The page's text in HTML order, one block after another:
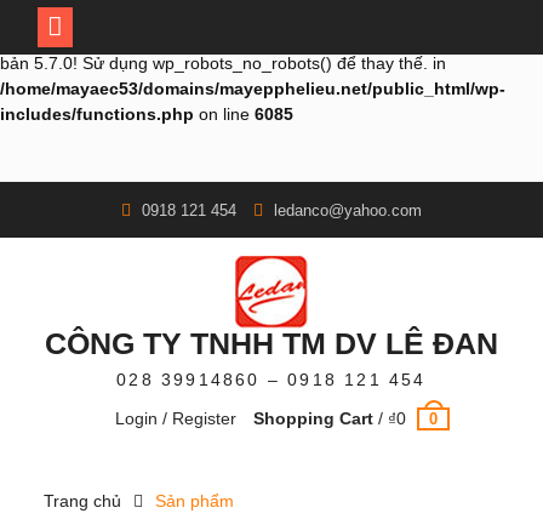
Deprecated
bản 5.7.0! Sử dụng wp_robots_no_robots() để thay thế. in
/home/mayaec53/domains/mayepphelieu.net/public_html/wp-
includes/functions.php on line 6085
content
0918 121 454 ledanco@yahoo.com
CÔNG TY TNHH TM DV LÊ ĐAN
028 39914860 – 0918 121 454
Login / Register
Shopping Cart / ₫0 0
Trang chủ Sản phẩm